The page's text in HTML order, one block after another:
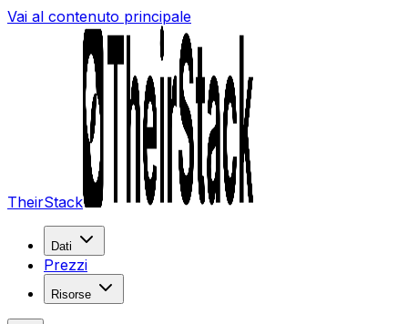
Vai al contenuto principale
TheirStack
Dati
Prezzi
Risorse